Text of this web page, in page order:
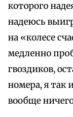
которого
надеюсь
на «колесе
медленно
гвоздиков,
номера, я так
вообще